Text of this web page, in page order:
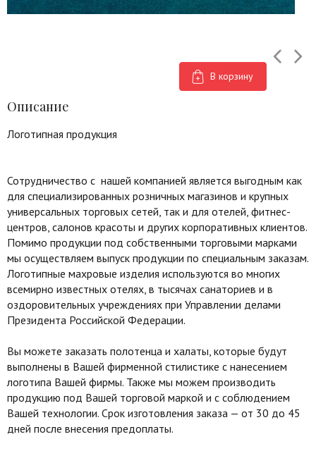
В корзину
Описание
Логотипная продукция
Сотрудничество с нашей компанией является выгодным как
для специализированных розничных магазинов и крупных
универсальных торговых сетей, так и для отелей, фитнес-
центров, салонов красоты и других корпоративных клиентов.
Помимо продукции под собственными торговыми марками
мы осуществляем выпуск продукции по специальным заказам.
Логотипные махровые изделия используются во многих
всемирно известных отелях, в тысячах санаториев и в
оздоровительных учреждениях при Управлении делами
Президента Российской Федерации.
Вы можете заказать полотенца и халаты, которые будут
выполнены в Вашей фирменной стилистике с нанесением
логотипа Вашей фирмы. Также мы можем производить
продукцию под Вашей торговой маркой и с соблюдением
Вашей технологии. Срок изготовления заказа — от 30 до 45
дней после внесения предоплаты.